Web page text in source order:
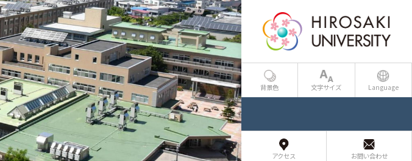
背景色 文字サイズ Language
アクセス お問い合わせ